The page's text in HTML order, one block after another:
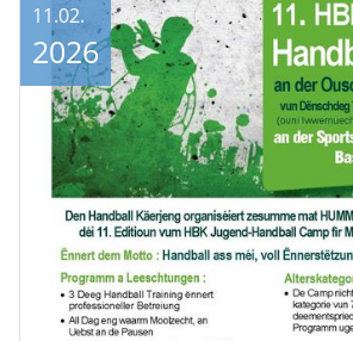
11.02.
2026